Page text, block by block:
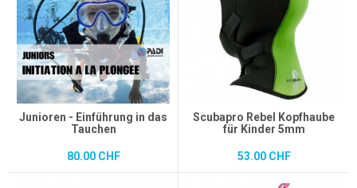
Junioren - Einführung in das
Tauchen
80.00 CHF
Scubapro Rebel Kopfhaube
für Kinder 5mm
53.00 CHF